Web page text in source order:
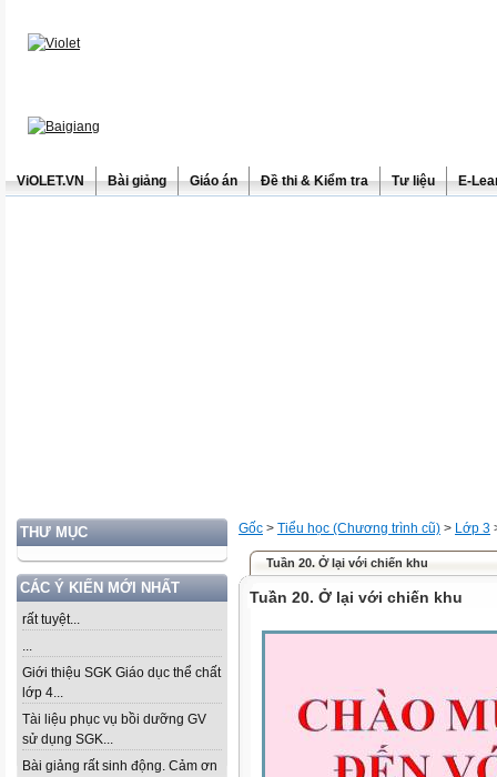
ViOLET.VN Bài giảng Giáo án Đề thi & Kiểm tra Tư liệu E-
THƯ MỤC
CÁC Ý KIẾN MỚI NHẤT
rất tuyệt...
...
Giới thiệu SGK Giáo dục thể chất
lớp 4...
Tài liệu phục vụ bồi dưỡng GV
sử dụng SGK...
Bài giảng rất sinh động. Cảm ơn
Gốc > Tiểu học (Chương trình cũ) > Lớp 3
Tuần 20. Ở lại với chiến khu
Tuần 20. Ở lại với chiến khu